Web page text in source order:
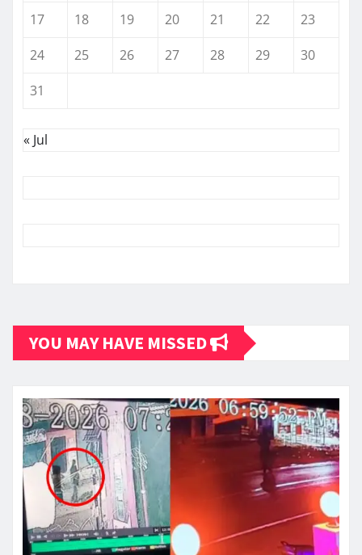
17
18 19 20 21 22
23
24
25 26 27 28 29
30
31
« Jul
YOU MAY HAVE MISSED